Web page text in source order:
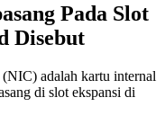
Pada Slot
Disebut
(NIC) adalah kartu internal
di slot ekspansi di